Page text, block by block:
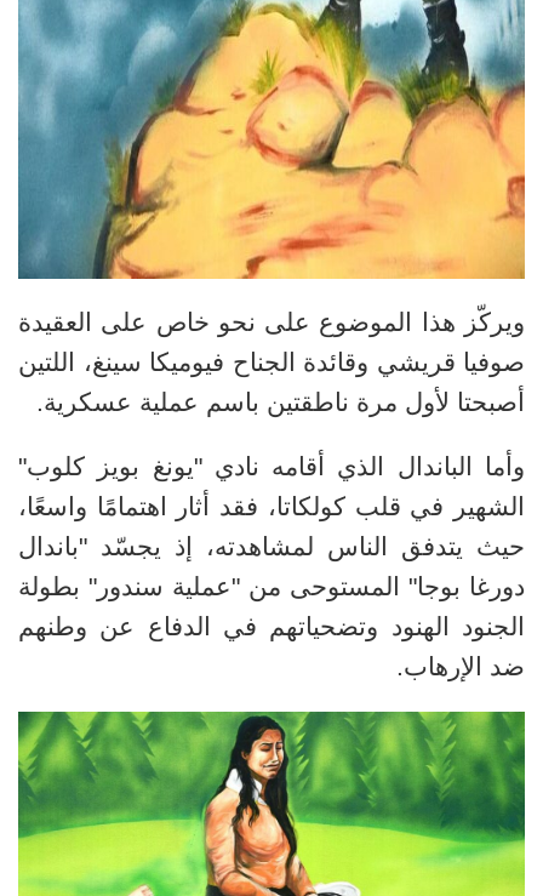
ويركّز هذا الموضوع على نحو خاص على العقيدة
صوفيا قريشي وقائدة الجناح فيوميكا سينغ، اللتين
أصبحتا لأول مرة ناطقتين باسم عملية عسكرية.
وأما الباندال الذي أقامه نادي "يونغ بويز كلوب"
الشهير في قلب كولكاتا، فقد أثار اهتمامًا واسعًا،
حيث يتدفق الناس لمشاهدته، إذ يجسّد "باندال
دورغا بوجا" المستوحى من "عملية سندور" بطولة
الجنود الهنود وتضحياتهم في الدفاع عن وطنهم
ضد الإرهاب.